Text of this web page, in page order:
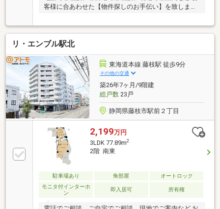
客様に合あわせた【物件探しのお手伝い】を致します
リ・エンブル駅北
東海道本線 藤枝駅 徒歩9分
その他の交通
築26年7ヶ月/9階建
総戸数23戸
静岡県藤枝市駅前２丁目
2,199万円
3LDK 77.89m2
2階 南東
駐車場あり 角部屋
オートロック
モニタ付インターホ
ン
即入居可 所有権